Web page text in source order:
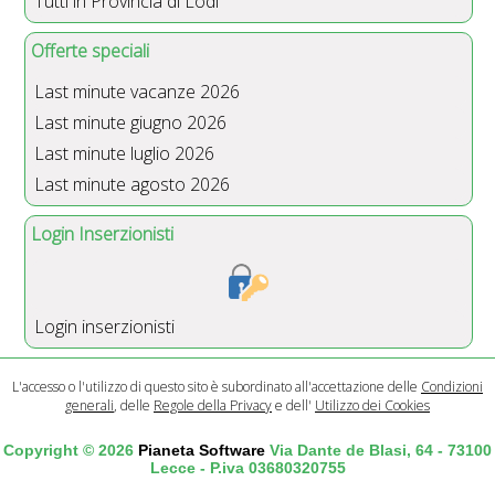
Offerte speciali
Last minute vacanze 2026
Last minute giugno 2026
Last minute luglio 2026
Last minute agosto 2026
Login Inserzionisti
Login inserzionisti
L'accesso o l'utilizzo di questo sito è subordinato all'accettazione delle Condizioni
generali, delle Regole della Privacye dell' Utilizzo dei Cookies
Copyright © 2026 Pianeta Software Via Dante de Blasi, 64 - 73100
Lecce - P.iva 03680320755